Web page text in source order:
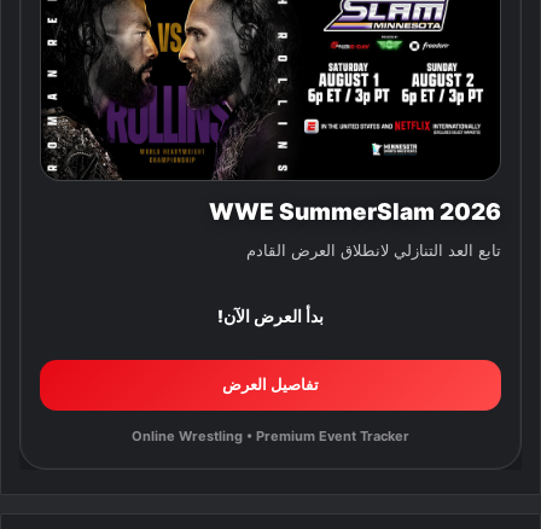
WWE SummerSlam 2026
تابع العد التنازلي لانطلاق العرض القادم
بدأ العرض الآن!
تفاصيل العرض
Online Wrestling • Premium Event Tracker